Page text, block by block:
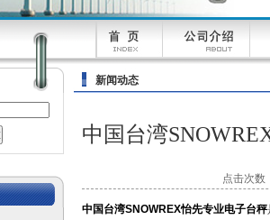
新闻动态
中国台湾
点击次数
中国台湾SNOWREX怡先专业电子台秤